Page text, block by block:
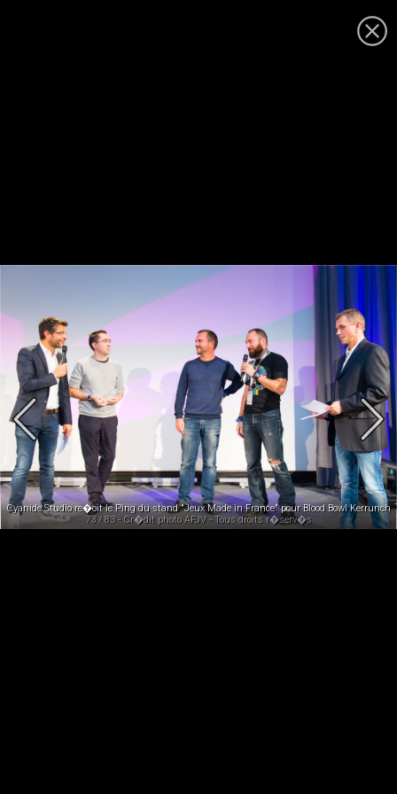
Florence Icard - Jay Grouard - Pauline Augrain
Cyanide Studio re�oit le Ping du stand "Jeux Made in France" pour Blood Bowl Kerrunch
73 / 83 - Cr�dit photo AFJV - Tous droits r�serv�s